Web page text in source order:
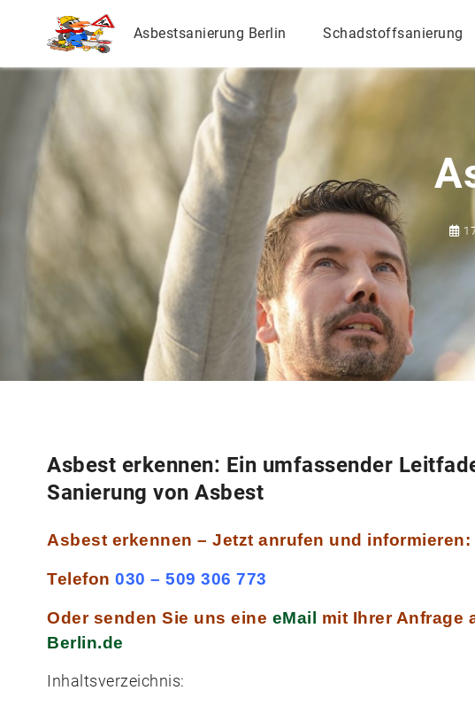
Asbestsanierung Berlin Schadstoffsanierung
Asbest erkennen: Ein umfassender
Sanierung von Asbest
Asbest erkennen – Jetzt anrufen und informieren:
Telefon 030 – 509 306 773
Oder senden Sie uns eine eMail mit Ihrer Anfrage
Berlin.de
Inhaltsverzeichnis: